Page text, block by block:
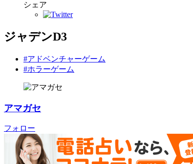
シェア
ジャデンD3
#アドベンチャーゲーム
#ホラーゲーム
アマガセ
フォロー